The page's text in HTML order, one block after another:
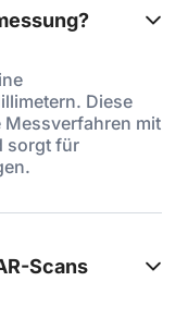
Diese
mit
sorgt für
Scans